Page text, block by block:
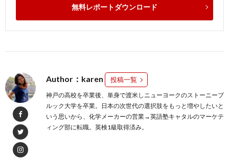
無料レポートダウンロード
Author：karen 投稿一覧
神戸の高校を卒業後、単身で渡米しニューヨークのストーニーブ
ルック大学を卒業。日本の次世代の選択肢をもっと増やしたいと
いう思いから、化学メーカーの営業→英語塾キャタルのマーケテ
ィング部に転職。英検1級取得済み。